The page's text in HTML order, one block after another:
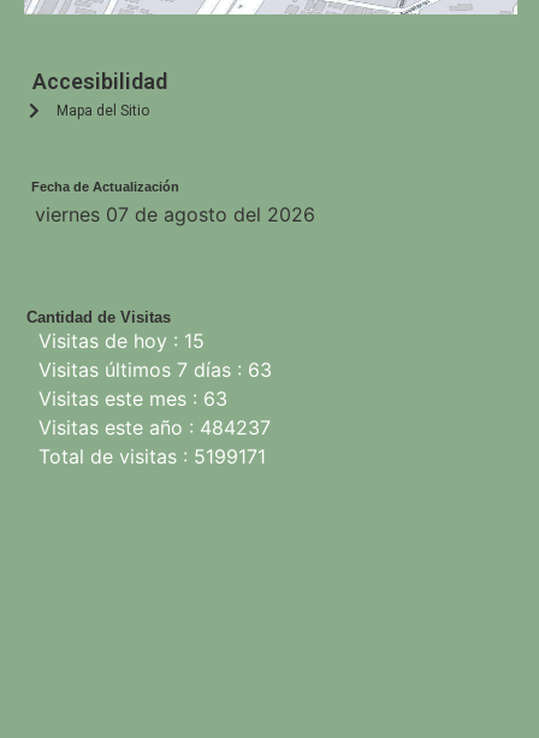
Accesibilidad
Mapa del Sitio
Fecha de Actualización
Cantidad de Visitas
Visitas de hoy : 15
Visitas últimos 7 días : 63
Visitas este mes : 63
Visitas este año : 484237
Total de visitas : 5199171
viernes 07 de agosto del 2026